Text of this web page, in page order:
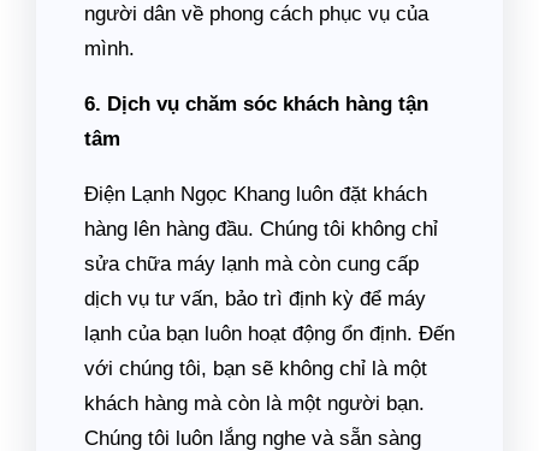
người dân về phong cách phục vụ của
mình.
6. Dịch vụ chăm sóc khách hàng tận
tâm
Điện Lạnh Ngọc Khang luôn đặt khách
hàng lên hàng đầu. Chúng tôi không chỉ
sửa chữa máy lạnh mà còn cung cấp
dịch vụ tư vấn, bảo trì định kỳ để máy
lạnh của bạn luôn hoạt động ổn định. Đến
với chúng tôi, bạn sẽ không chỉ là một
khách hàng mà còn là một người bạn.
Chúng tôi luôn lắng nghe và sẵn sàng